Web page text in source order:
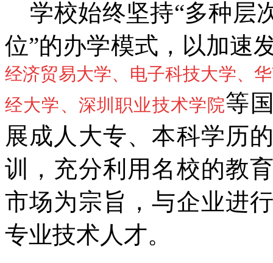
学校始终坚持“多种层
位”的办学模式，以加速
经济贸易大学、电子科技大学、
经大学、深圳职业技术学院等
展成人大专、本科学历
训，充分利用名校的教
市场为宗旨，与企业进
专业技术人才。